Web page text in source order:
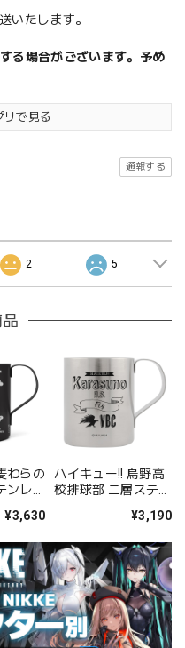
いたします。
る場合がございます。予め
リで見る
通報する
2 5
わらの
レス
¥3,630
ハイキュー!! 烏野高
校排球部 二層ステン
¥3,190